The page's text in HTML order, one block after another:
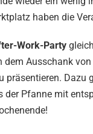
haben die
Work-Party
Ausschank
Dazu
Pfanne mit